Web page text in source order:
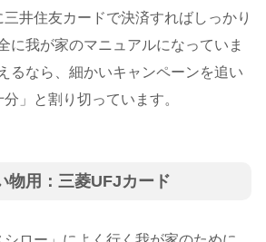
井住友カードで決済すればしっかり
に我が家のマニュアルになっていま
るなら、細かいキャンペーンを追い
」と割り切っています。
物用：三菱UFJカード